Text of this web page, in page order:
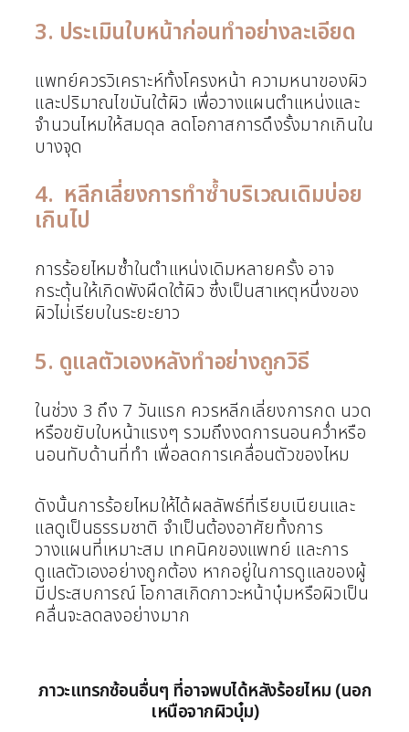
3. ประเมินใบหน้าก่อนทำอย่างละเอียด
แพทย์ควรวิเคราะห์ทั้งโครงหน้า ความหนาของผิว
และปริมาณไขมันใต้ผิว เพื่อวางแผนตำแหน่งและ
จำนวนไหมให้สมดุล ลดโอกาสการดึงรั้งมากเกินใน
บางจุด
4. หลีกเลี่ยงการทำซ้ำบริเวณเดิมบ่อย
เกินไป
การร้อยไหมซ้ำในตำแหน่งเดิมหลายครั้ง อาจ
กระตุ้นให้เกิดพังผืดใต้ผิว ซึ่งเป็นสาเหตุหนึ่งของ
ผิวไม่เรียบในระยะยาว
5. ดูแลตัวเองหลังทำอย่างถูกวิธี
ในช่วง 3 ถึง 7 วันแรก ควรหลีกเลี่ยงการกด นวด
หรือขยับใบหน้าแรงๆ รวมถึงงดการนอนคว่ำหรือ
นอนทับด้านที่ทำ เพื่อลดการเคลื่อนตัวของไหม
ดังนั้นการร้อยไหมให้ได้ผลลัพธ์ที่เรียบเนียนและ
แลดูเป็นธรรมชาติ จำเป็นต้องอาศัยทั้งการ
วางแผนที่เหมาะสม เทคนิคของแพทย์ และการ
ดูแลตัวเองอย่างถูกต้อง หากอยู่ในการดูแลของผู้
มีประสบการณ์ โอกาสเกิดภาวะหน้าบุ๋มหรือผิวเป็น
คลื่นจะลดลงอย่างมาก
ภาวะแทรกซ้อนอื่นๆ ที่อาจพบได้หลังร้อยไหม (นอก
เหนือจากผิวบุ๋ม)